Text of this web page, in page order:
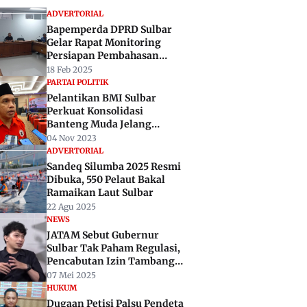
ADVERTORIAL
Bapemperda DPRD Sulbar
Gelar Rapat Monitoring
Persiapan Pembahasan
Ranperda 2025
18 Feb 2025
PARTAI POLITIK
Pelantikan BMI Sulbar
Perkuat Konsolidasi
Banteng Muda Jelang
Pemilu 2024
04 Nov 2023
ADVERTORIAL
Sandeq Silumba 2025 Resmi
Dibuka, 550 Pelaut Bakal
Ramaikan Laut Sulbar
22 Agu 2025
NEWS
JATAM Sebut Gubernur
Sulbar Tak Paham Regulasi,
Pencabutan Izin Tambang
Tak Harus ke PTUN
07 Mei 2025
HUKUM
Dugaan Petisi Palsu Pendeta